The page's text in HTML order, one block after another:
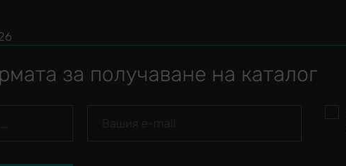
за получаване на каталог